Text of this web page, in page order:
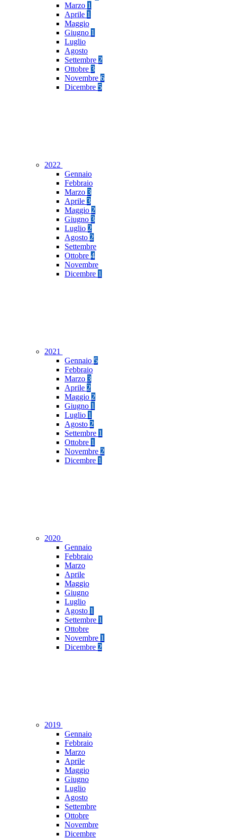
Marzo 1
Aprile 1
Maggio
Giugno 1
Luglio
Agosto
Settembre 2
Ottobre 3
Novembre 6
Dicembre 5
2022
Gennaio
Febbraio
Marzo 3
Aprile 3
Maggio 2
Giugno 3
Luglio 2
Agosto 2
Settembre
Ottobre 4
Novembre
Dicembre 1
2021
Gennaio 5
Febbraio
Marzo 3
Aprile 2
Maggio 2
Giugno 1
Luglio 1
Agosto 2
Settembre 1
Ottobre 1
Novembre 2
Dicembre 1
2020
Gennaio
Febbraio
Marzo
Aprile
Maggio
Giugno
Luglio
Agosto 1
Settembre 1
Ottobre
Novembre 1
Dicembre 2
2019
Gennaio
Febbraio
Marzo
Aprile
Maggio
Giugno
Luglio
Agosto
Settembre
Ottobre
Novembre
Dicembre